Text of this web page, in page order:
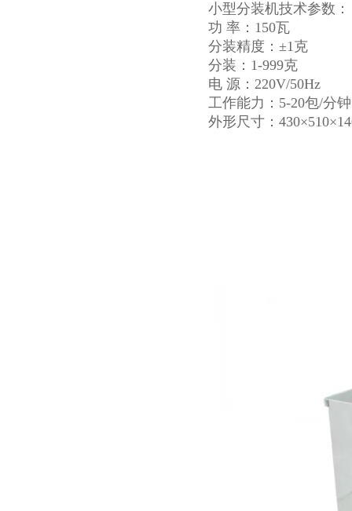
小型分装机技术参数：
功 率：150瓦
分装精度：±1克
分装：1-999克
电 源：220V/50Hz
工作能力：5-20包/分钟
外形尺寸：